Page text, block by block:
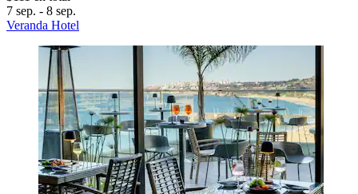
7 sep. - 8 sep.
Veranda Hotel